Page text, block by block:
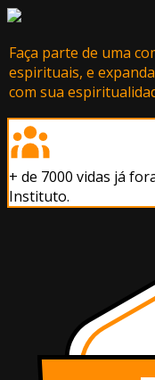
Faça parte de uma
espirituais, e
com sua
+ de 7000 vidas já
Instituto.